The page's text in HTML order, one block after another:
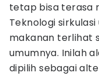
tetap bisa terasa
Teknologi
makanan terlihat
umumnya. Inilah
dipilih sebagai